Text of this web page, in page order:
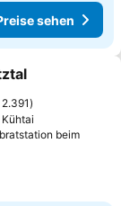
sehen
2.391
beim